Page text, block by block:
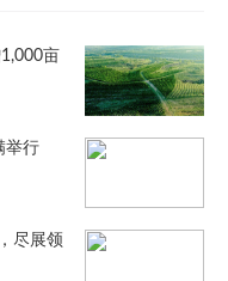
亩
举行
尽展领